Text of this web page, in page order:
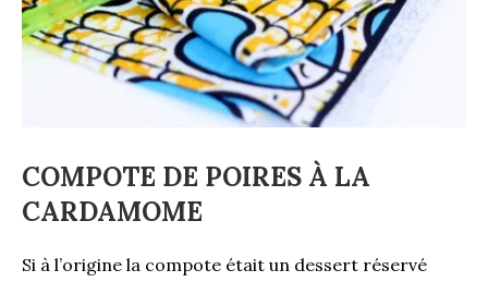
COMPOTE DE POIRES À LA
CARDAMOME
Si à l’origine la compote était un dessert réservé